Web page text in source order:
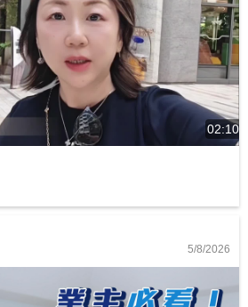
02:10
5/8/2026